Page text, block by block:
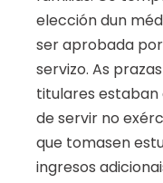
elección dun
ser aprobada
servizo. As
titulares estaban
de servir no
que tomasen
ingresos